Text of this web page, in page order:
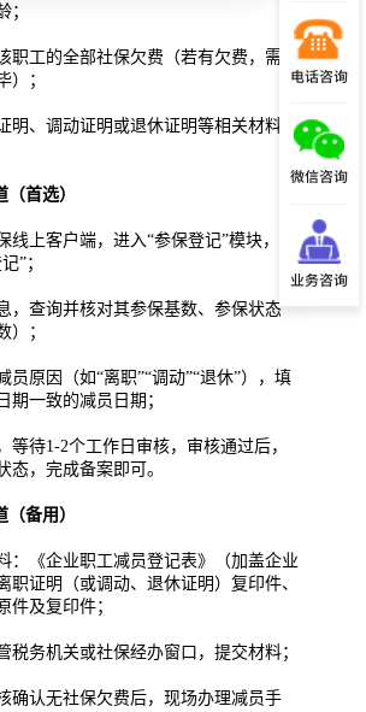
；
职工的全部社保欠费（若有欠费，需按
）；
明、调动证明或退休证明等相关材料，
首选）
上客户端，进入“参保登记”模块，点
”；
，查询并核对其参保基数、参保状态
）；
原因（如“离职”“调动”“退休”），填
期一致的减员日期；
待1-2个工作日审核，审核通过后，
态，完成备案即可。
备用）
：《企业职工减员登记表》（加盖企业
职证明（或调动、退休证明）复印件、
件及复印件；
务机关或社保经办窗口，提交材料；
确认无社保欠费后，现场办理减员手
电话咨询
微信咨询
业务咨询